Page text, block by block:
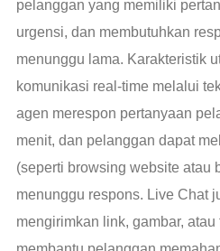
pelanggan yang memiliki
urgensi, dan membutuhkan
menunggu lama. Karakteristik
komunikasi real-time melalui
agen merespon pertanyaan
menit, dan pelanggan dapat
(seperti browsing website atau
menunggu respons. Live Chat
mengirimkan link, gambar,